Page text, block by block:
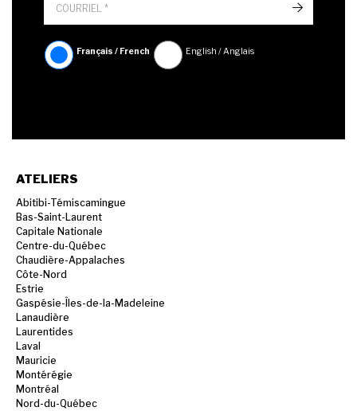
Français / French English / Anglais
->
ATELIERS
Abitibi-Témiscamingue
Bas-Saint-Laurent
Capitale Nationale
Centre-du-Québec
Chaudière-Appalaches
Côte-Nord
Estrie
Gaspésie-Îles-de-la-Madeleine
Lanaudière
Laurentides
Laval
Mauricie
Montérégie
Montréal
Nord-du-Québec